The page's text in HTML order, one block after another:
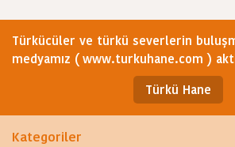
Türkücüler ve türkü severlerin
medyamız ( www.turkuhane.com )
Türkü Hane
Kategoriler